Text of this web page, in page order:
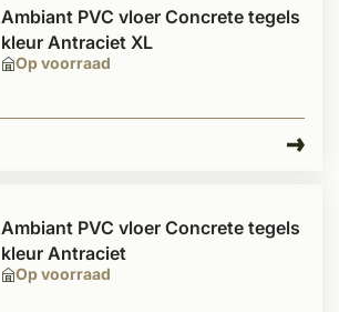
Op voorraad
Ambiant PVC vloer Concrete tegels
kleur Antraciet XL
Op voorraad
Ambiant PVC vloer Concrete tegels
kleur Antraciet